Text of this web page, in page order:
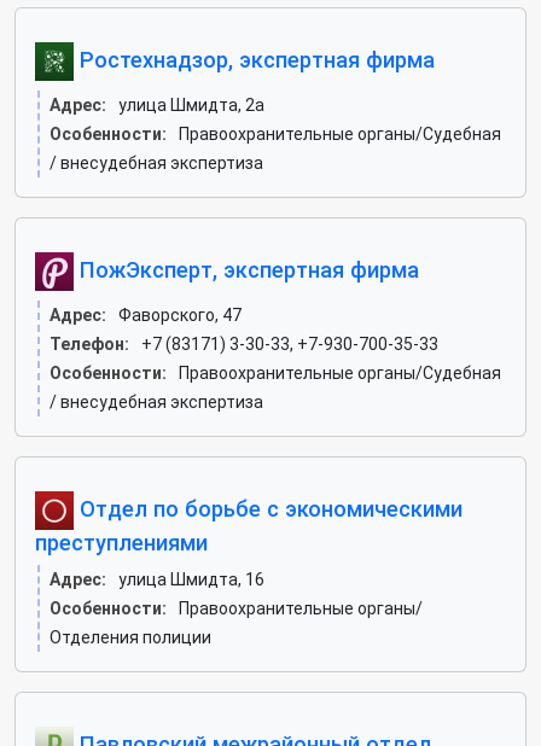
Ростехнадзор, экспертная фирма
Адрес:
улица Шмидта, 2а
Особенности:
Правоохранительные органы/Судебная
/ внесудебная экспертиза
ПожЭксперт, экспертная фирма
Адрес:
Фаворского, 47
Телефон:
+7 (83171) 3-30-33, +7-930-700-35-33
Особенности:
Правоохранительные органы/Судебная
/ внесудебная экспертиза
Отдел по борьбе с экономическими
преступлениями
Адрес:
улица Шмидта, 16
Особенности:
Правоохранительные органы/
Отделения полиции